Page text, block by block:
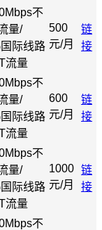
不
量/
际线路
流量
500
元/月
链
接
不
量/
际线路
流量
600
元/月
链
接
不
量/
际线路
流量
1000
元/月
链
接
不